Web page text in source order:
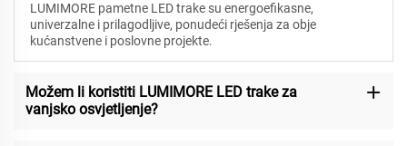
LUMIMORE pametne LED trake su energoefikasne,
univerzalne i prilagodljive, ponudeći rješenja za obje
kućanstvene i poslovne projekte.
Možem li koristiti LUMIMORE LED trake za
vanjsko osvjetljenje?